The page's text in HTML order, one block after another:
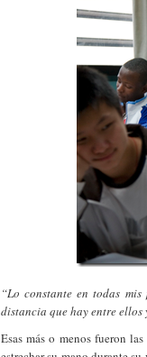
“Lo constante en todas
distancia que hay entre ellos
Esas más o menos fueron